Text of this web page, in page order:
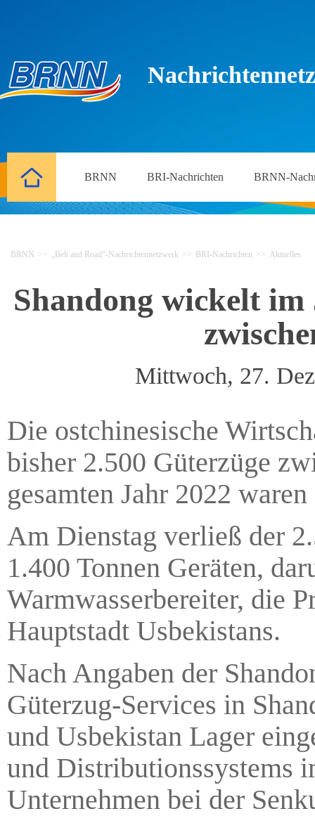
BRNN BRI-Nachrichten BRNN-
BRNN >> „Belt and Road“-Nachrichtennetzwerk >> BRI-Nachrichten >> Aktuelles
Shandong wickelt im
Mittwoch, 27.
Die ostchinesische
bisher 2.500 Güterzüge
gesamten Jahr 2022
Am Dienstag verließ der
1.400 Tonnen Geräten,
Warmwasserbereiter, die
Hauptstadt Usbekistans.
Nach Angaben der
Güterzug-Services in
und Usbekistan Lager
und Distributionssystems
Unternehmen bei der